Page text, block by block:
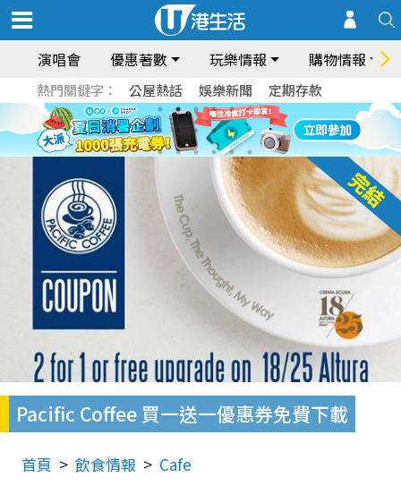
演唱會 優惠著數 玩樂情報 購物情報
熱門關鍵字： 公屋熱話 娛樂新聞 定期存款
Pacific Coffee 買一送一優惠券免費下載
首頁 飲食情報 Cafe